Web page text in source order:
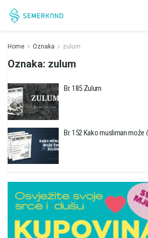
Home Oznaka zulum
Oznaka: zulum
Br. 185 Zulum
Br. 152 Kako musliman može